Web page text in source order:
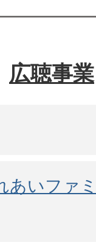
広聴事業
あいファ